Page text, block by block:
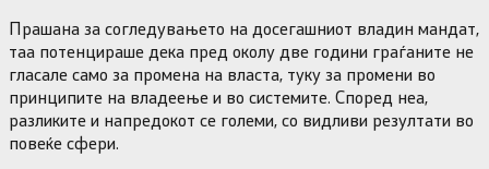
Прашана за согледувањето на досегашниот владин мандат,
таа потенцираше дека пред околу две години граѓаните не
гласале само за промена на власта, туку за промени во
принципите на владеење и во системите. Според неа,
разликите и напредокот се големи, со видливи резултати во
повеќе сфери.